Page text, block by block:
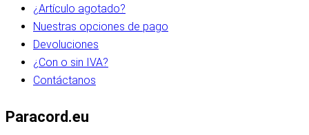
¿Artículo agotado?
Nuestras opciones de pago
Devoluciones
¿Con o sin IVA?
Contáctanos
Paracord.eu